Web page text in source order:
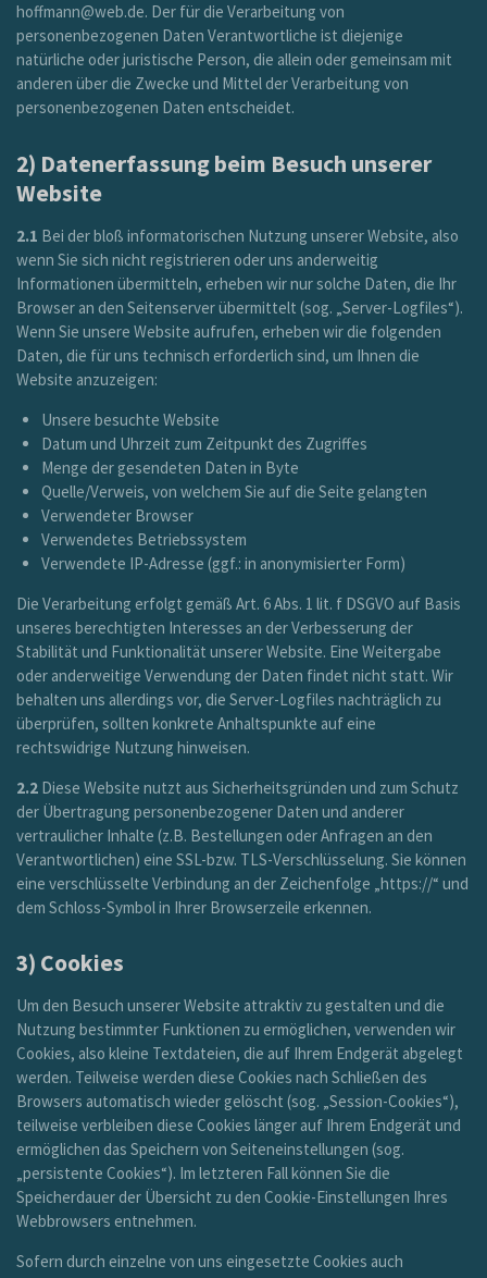
hoffmann@web.de. Der für die Verarbeitung von
personenbezogenen Daten Verantwortliche ist diejenige
natürliche oder juristische Person, die allein oder gemeinsam mit
anderen über die Zwecke und Mittel der Verarbeitung von
personenbezogenen Daten entscheidet.
2) Datenerfassung beim Besuch unserer
Website
2.1 Bei der bloß informatorischen Nutzung unserer Website, also
wenn Sie sich nicht registrieren oder uns anderweitig
Informationen übermitteln, erheben wir nur solche Daten, die Ihr
Browser an den Seitenserver übermittelt (sog. „Server-Logfiles“).
Wenn Sie unsere Website aufrufen, erheben wir die folgenden
Daten, die für uns technisch erforderlich sind, um Ihnen die
Website anzuzeigen:
Unsere besuchte Website
Datum und Uhrzeit zum Zeitpunkt des Zugriffes
Menge der gesendeten Daten in Byte
Quelle/Verweis, von welchem Sie auf die Seite gelangten
Verwendeter Browser
Verwendetes Betriebssystem
Verwendete IP-Adresse (ggf.: in anonymisierter Form)
Die Verarbeitung erfolgt gemäß Art. 6 Abs. 1 lit. f DSGVO auf Basis
unseres berechtigten Interesses an der Verbesserung der
Stabilität und Funktionalität unserer Website. Eine Weitergabe
oder anderweitige Verwendung der Daten findet nicht statt. Wir
behalten uns allerdings vor, die Server-Logfiles nachträglich zu
überprüfen, sollten konkrete Anhaltspunkte auf eine
rechtswidrige Nutzung hinweisen.
2.2 Diese Website nutzt aus Sicherheitsgründen und zum Schutz
der Übertragung personenbezogener Daten und anderer
vertraulicher Inhalte (z.B. Bestellungen oder Anfragen an den
Verantwortlichen) eine SSL-bzw. TLS-Verschlüsselung. Sie können
eine verschlüsselte Verbindung an der Zeichenfolge „https://“ und
dem Schloss-Symbol in Ihrer Browserzeile erkennen.
3) Cookies
Um den Besuch unserer Website attraktiv zu gestalten und die
Nutzung bestimmter Funktionen zu ermöglichen, verwenden wir
Cookies, also kleine Textdateien, die auf Ihrem Endgerät abgelegt
werden. Teilweise werden diese Cookies nach Schließen des
Browsers automatisch wieder gelöscht (sog. „Session-Cookies“),
teilweise verbleiben diese Cookies länger auf Ihrem Endgerät und
ermöglichen das Speichern von Seiteneinstellungen (sog.
„persistente Cookies“). Im letzteren Fall können Sie die
Speicherdauer der Übersicht zu den Cookie-Einstellungen Ihres
Webbrowsers entnehmen.
Sofern durch einzelne von uns eingesetzte Cookies auch